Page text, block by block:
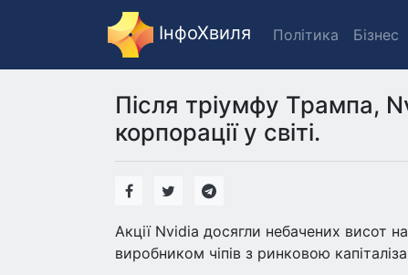
ІнфоХвиля Політика Бізнес
Після тріумфу Трампа,
корпорації у світі.
Акції Nvidia досягли небачених висот
виробником чіпів з ринковою